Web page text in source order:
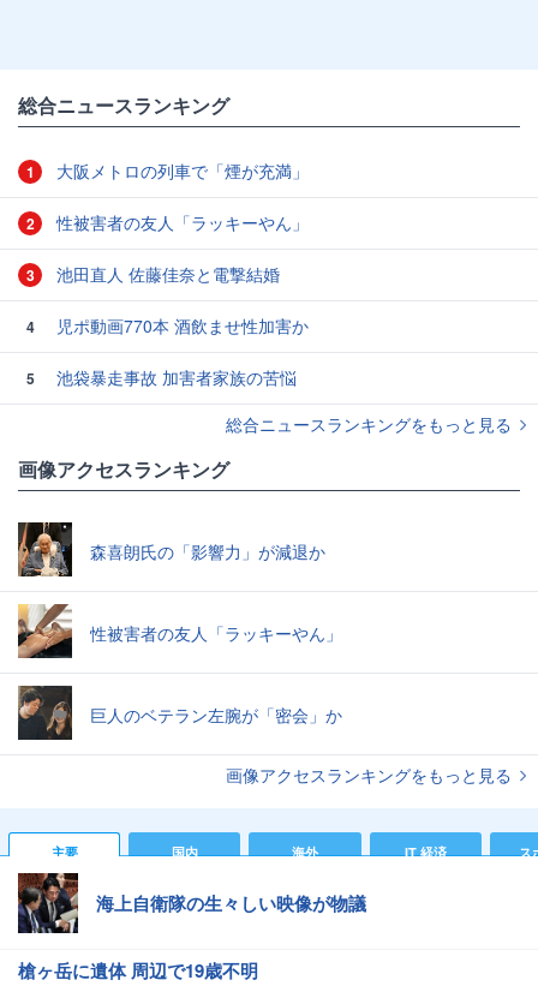
総合ニュースランキング
1 大阪メトロの列車で「煙が充満」
2 性被害者の友人「ラッキーやん」
3 池田直人 佐藤佳奈と電撃結婚
4 児ポ動画770本 酒飲ませ性加害か
5
池袋暴走事故 加害者家族の苦悩
総合ニュースランキングをもっと見る
画像アクセスランキング
森喜朗氏の「影響力」が減退か
性被害者の友人「ラッキーやん」
巨人のベテラン左腕が「密会」か
画像アクセスランキングをもっと見る
主要 国内 海外 IT 経済 ス
海上自衛隊の生々しい映像が物議
槍ヶ岳に遺体 周辺で19歳不明